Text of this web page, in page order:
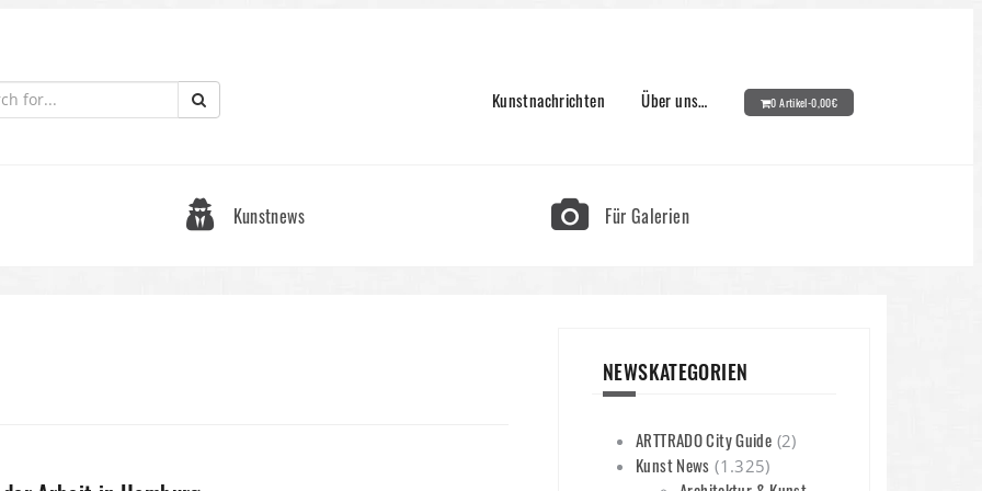
Kunstnachrichten Über uns… 0 Artikel-0,00€
Kunstnews Für Galerien
NEWSKATEGORIEN
ARTTRADO City Guide (2)
Kunst News (1.325)